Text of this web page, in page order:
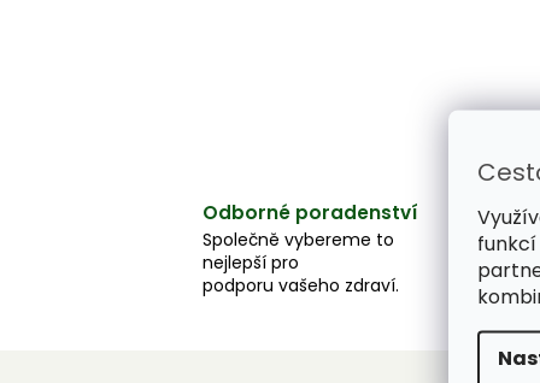
Odborné poradenství
Společně vybereme to
nejlepší pro
podporu vašeho zdraví.